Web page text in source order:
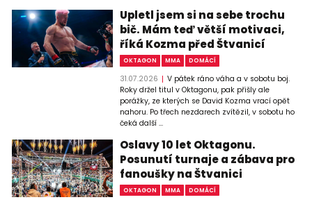
Upletl jsem si na sebe trochu
bič. Mám teď větší motivaci,
říká Kozma před Štvanicí
OKTAGON MMA DOMÁCÍ
31.07.2026
V pátek ráno váha a v sobotu boj.
Roky držel titul v Oktagonu, pak přišly ale
porážky, ze kterých se David Kozma vrací opět
nahoru. Po třech nezdarech zvítězil, v sobotu ho
čeká další ...
Oslavy 10 let Oktagonu.
Posunutí turnaje a zábava pro
fanoušky na Štvanici
OKTAGON MMA DOMÁCÍ